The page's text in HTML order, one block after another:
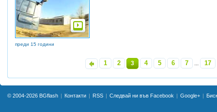
преди 15 години
1 2 3 4 5 6 7 ... 17»
© 2004-2026 BGflash Контакти RSS Следвай ни във Facebook Google+